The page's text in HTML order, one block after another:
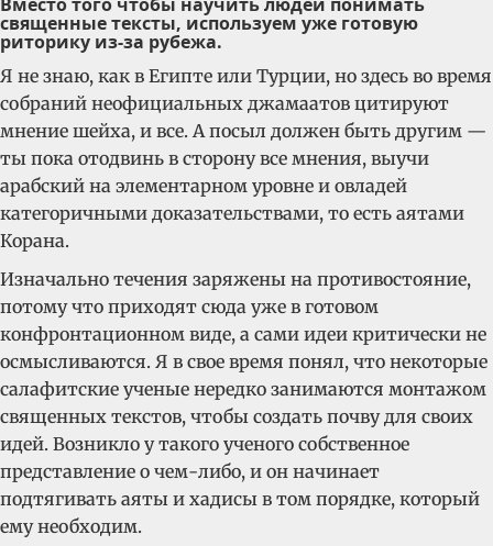
священные тексты, используем уже готовую
риторику из-за рубежа.
Я не знаю, как в Египте или Турции, но здесь во время
собраний неофициальных джамаатов цитируют
мнение шейха, и все. А посыл должен быть другим —
ты пока отодвинь в сторону все мнения, выучи
арабский на элементарном уровне и овладей
категоричными доказательствами, то есть аятами
Корана.
Изначально течения заряжены на противостояние,
потому что приходят сюда уже в готовом
конфронтационном виде, а сами идеи критически не
осмысливаются. Я в свое время понял, что некоторые
салафитские ученые нередко занимаются монтажом
священных текстов, чтобы создать почву для своих
идей. Возникло у такого ученого собственное
представление о чем-либо, и он начинает
подтягивать аяты и хадисы в том порядке, который
ему необходим.